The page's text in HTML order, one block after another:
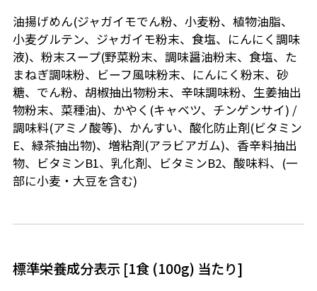
油揚げめん(ジャガイモでん粉、小麦粉、植物油脂、
小麦グルテン、ジャガイモ粉末、食塩、にんにく調味
液)、粉末スープ(野菜粉末、調味醤油粉末、食塩、た
まねぎ調味粉、ビーフ風味粉末、にんにく粉末、砂
糖、でん粉、胡椒抽出物粉末、辛味調味粉、生姜抽出
物粉末、菜種油)、かやく(キャベツ、チンゲンサイ) /
調味料(アミノ酸等)、かんすい、酸化防止剤(ビタミン
E、緑茶抽出物)、増粘剤(アラビアガム)、香辛料抽出
物、ビタミンB1、乳化剤、ビタミンB2、酸味料、(一
部に小麦・大豆を含む)
標準栄養成分表示 [1食 (100g) 当たり]